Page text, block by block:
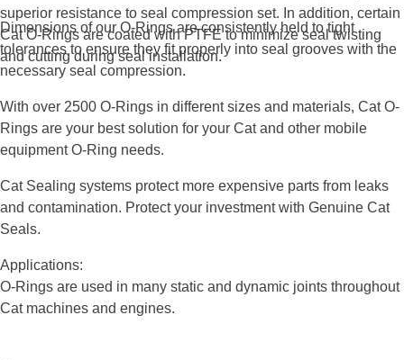
superior resistance to seal compression set. In addition, certain
Cat O-Rings are coated with PTFE to minimize seal twisting
and cutting during seal installation.
Dimensions of our O-Rings are consistently held to tight
tolerances to ensure they fit properly into seal grooves with the
necessary seal compression.
With over 2500 O-Rings in different sizes and materials, Cat O-
Rings are your best solution for your Cat and other mobile
equipment O-Ring needs.
Cat Sealing systems protect more expensive parts from leaks
and contamination. Protect your investment with Genuine Cat
Seals.
Applications:
O-Rings are used in many static and dynamic joints throughout
Cat machines and engines.